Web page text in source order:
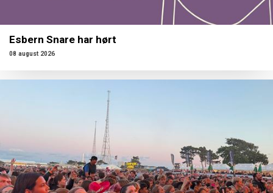
Esbern Snare har hørt
08 august 2026